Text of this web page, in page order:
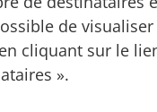
de
cliquant sur le
».